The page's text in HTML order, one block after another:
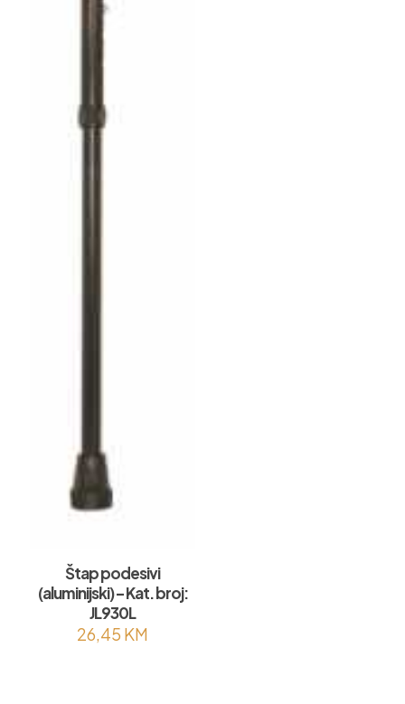
Štap podesivi
(aluminijski) – Kat. broj:
JL930L
26,45 KM